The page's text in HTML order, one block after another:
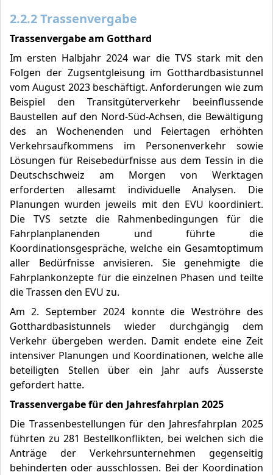
2.2.2 Trassenvergabe
Trassenvergabe am Gotthard
Im ersten Halbjahr 2024 war die TVS stark mit den
Folgen der Zugsentgleisung im Gotthardbasistunnel
vom August 2023 beschäftigt. Anforderungen wie zum
Beispiel den Transitgüterverkehr beeinflussende
Baustellen auf den Nord-Süd-Achsen, die Bewältigung
des an Wochenenden und Feiertagen erhöhten
Verkehrsaufkommens im Personenverkehr sowie
Lösungen für Reisebedürfnisse aus dem Tessin in die
Deutschschweiz am Morgen von Werktagen
erforderten allesamt individuelle Analysen. Die
Planungen wurden jeweils mit den EVU koordiniert.
Die TVS setzte die Rahmenbedingungen für die
Fahrplanplanenden und führte die
Koordinationsgespräche, welche ein Gesamtoptimum
aller Bedürfnisse anvisieren. Sie genehmigte die
Fahrplankonzepte für die einzelnen Phasen und teilte
die Trassen den EVU zu.
Am 2. September 2024 konnte die Weströhre des
Gotthardbasistunnels wieder durchgängig dem
Verkehr übergeben werden. Damit endete eine Zeit
intensiver Planungen und Koordinationen, welche alle
beteiligten Stellen über ein Jahr aufs Äusserste
gefordert hatte.
Trassenvergabe für den Jahresfahrplan 2025
Die Trassenbestellungen für den Jahresfahrplan 2025
führten zu 281 Bestellkonflikten, bei welchen sich die
Anträge der Verkehrsunternehmen gegenseitig
behinderten oder ausschlossen. Bei der Koordination